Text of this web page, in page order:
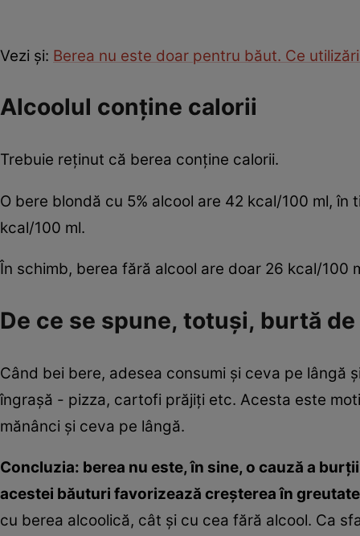
Vezi şi: Berea nu este doar pentru băut. Ce
Alcoolul conţine calorii
Trebuie reţinut că berea conţine calorii.
O bere blondă cu 5% alcool are 42 kcal/100 ml,
kcal/100 ml.
În schimb, berea fără alcool are doar 26 kcal/100
De ce se spune, totuşi, burtă de
Când bei bere, adesea consumi şi ceva pe lângă
îngraşă - pizza, cartofi prăjiţi etc. Acesta este
mănânci şi ceva pe lângă.
Concluzia: berea nu este, în sine, o cauză a
acestei băuturi favorizează creșterea în
cu berea alcoolică, cât și cu cea fără alcool. Ca